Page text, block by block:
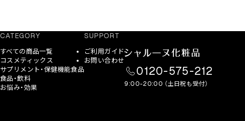
CATEGORY
すべての商品一覧
コスメティックス
サプリメント・保健機能食品
食品・飲料
お悩み・効果
SUPPORT
ご利用ガイド
お問い合わせ
0120-575-212
9:00-20:00 （土日祝も受付）